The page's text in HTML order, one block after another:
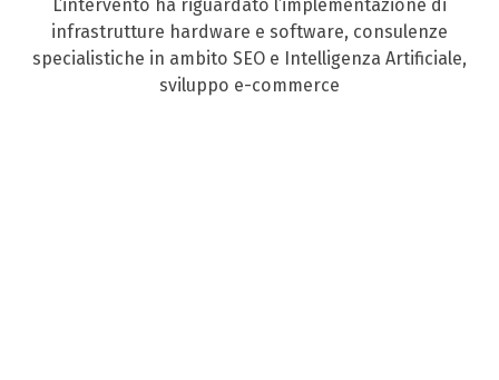
L’intervento ha riguardato l’implementazione di
infrastrutture hardware e software, consulenze
specialistiche in ambito SEO e Intelligenza Artificiale,
sviluppo e-commerce